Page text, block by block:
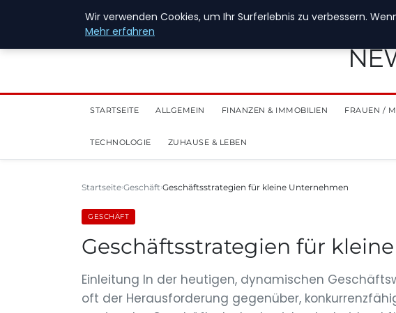
28. Juli 2026
STARTSEITE ALLGEMEIN FINANZEN & IMMOBILIEN FRAUEN /
TECHNOLOGIE ZUHAUSE & LEBEN
Startseite Geschäft Geschäftsstrategien für kleine Unternehmen
GESCHÄFT
Geschäftsstrategien für
Einleitung In der heutigen, dynamischen
oft der Herausforderung gegenüber,
Wir verwenden Cookies, um Ihr Surferlebnis zu verbessern.
Mehr erfahren